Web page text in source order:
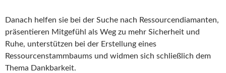
Danach helfen sie bei der Suche nach Ressourcendiamanten,
präsentieren Mitgefühl als Weg zu mehr Sicherheit und
Ruhe, unterstützen bei der Erstellung eines
Ressourcenstammbaums und widmen sich schließlich dem
Thema Dankbarkeit.